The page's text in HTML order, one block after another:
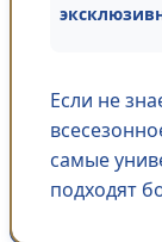
Если не
самые
подходят